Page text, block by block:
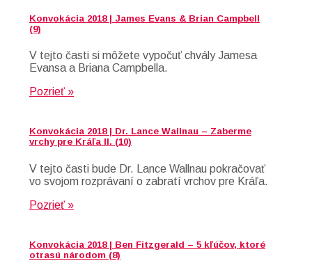
Konvokácia 2018 | James Evans & Brian Campbell
(9)
V tejto časti si môžete vypočuť chvály Jamesa
Evansa a Briana Campbella.
Pozrieť »
Konvokácia 2018 | Dr. Lance Wallnau – Zaberme
vrchy pre Kráľa II. (10)
V tejto časti bude Dr. Lance Wallnau pokračovať
vo svojom rozprávaní o zabratí vrchov pre Kráľa.
Pozrieť »
Konvokácia 2018 | Ben Fitzgerald – 5 kľúčov, ktoré
otrasú národom (8)